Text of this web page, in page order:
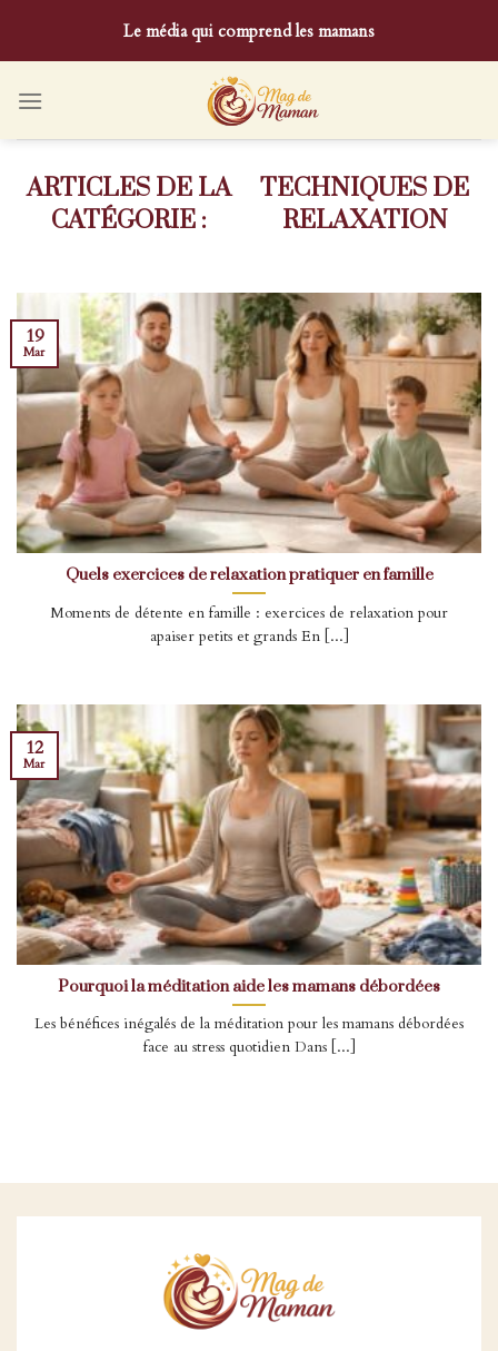
content
Le média qui comprend les mamans
TECHNIQUES DE
RELAXATION
Quels exercices de relaxation pratiquer en famille
Moments de détente en famille : exercices de relaxation pour
apaiser petits et grands En [...]
19
Mar
Pourquoi la méditation aide les mamans débordées
Les bénéfices inégalés de la méditation pour les mamans débordées
face au stress quotidien Dans [...]
12
Mar